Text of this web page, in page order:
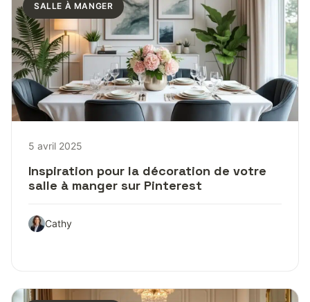
SALLE À MANGER
5 avril 2025
Inspiration pour la décoration de votre
salle à manger sur Pinterest
Cathy